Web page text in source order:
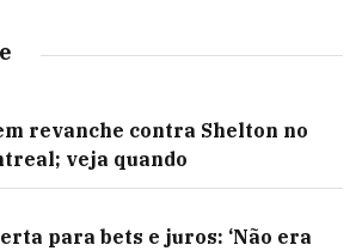
revanche contra Shelton no
veja quando
para bets e juros: ‘Não era